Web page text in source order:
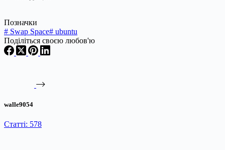
Позначки
# Swap Space# ubuntu
Поділіться своєю любов'ю
walle9054
Статті: 578